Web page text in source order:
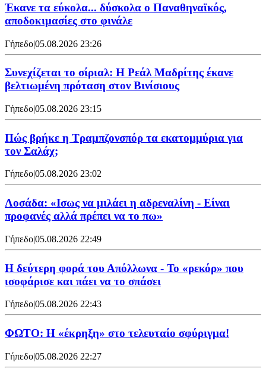
Έκανε τα εύκολα... δύσκολα ο Παναθηναϊκός,
αποδοκιμασίες στο φινάλε
Γήπεδο|05.08.2026 23:26
Συνεχίζεται το σίριαλ: Η Ρεάλ Μαδρίτης έκανε
βελτιωμένη πρόταση στον Βινίσιους
Γήπεδο|05.08.2026 23:15
Πώς βρήκε η Τραμπζονσπόρ τα εκατομμύρια για
τον Σαλάχ;
Γήπεδο|05.08.2026 23:02
Λοσάδα: «Ισως να μιλάει η αδρεναλίνη - Είναι
προφανές αλλά πρέπει να το πω»
Γήπεδο|05.08.2026 22:49
Η δεύτερη φορά του Απόλλωνα - Το «ρεκόρ» που
ισοφάρισε και πάει να το σπάσει
Γήπεδο|05.08.2026 22:43
ΦΩΤΟ: Η «έκρηξη» στο τελευταίο σφύριγμα!
Γήπεδο|05.08.2026 22:27